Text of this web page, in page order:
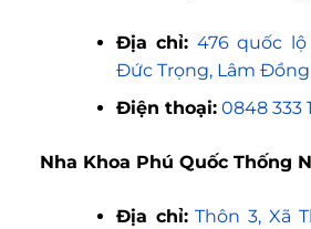
Địa chỉ: 476 quốc lộ
Đức Trọng, Lâm Đồng
Điện thoại: 0848 333
Nha Khoa Phú Quốc Thống
Địa chỉ: Thôn 3, Xã